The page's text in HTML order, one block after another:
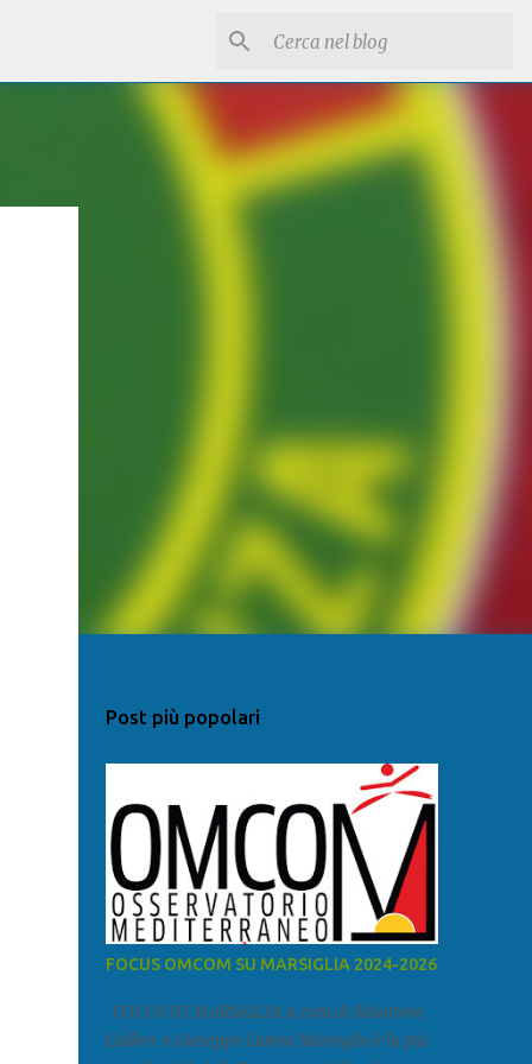
Post più popolari
FOCUS OMCOM SU MARSIGLIA 2024-2026
FOCUS SU MARSIGLIA A cura di Salvatore
Calleri e Giuseppe Lumia Marsiglia è la più